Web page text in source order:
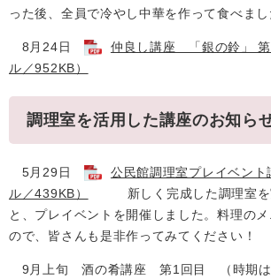
った後、全員で冷やし中華を作って食べまし
8月24日
仲良し講座 「銀の鈴」
ル／952KB）
調理室を活用した講座のお知ら
5月29日
公民館調理室プレイベント
ル／439KB）
新しく完成した調理室を
と、プレイベントを開催しました。料理の
ので、皆さんも是非作ってみてください！
9月上旬 酒の肴講座 第1回目 （時期は